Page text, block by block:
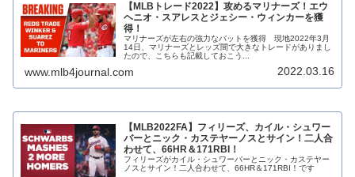
【MLBトレード2022】攻めるマリナーズ！エウ
ヘニオ・スアレスとジェシー・ウィンカーを獲
得！
マリナーズが左右の強力なバットを獲得 現地2022年3月
14日、マリナーズとレッズ間で大きなトレードがありまし
たので、こちらも記載しておこう...
www.mlb4journal.com 2022.03.16
【MLB2022FA】フィリーズ、カイル・シュワー
バーとニック・カステヤーノスとサイン！二人合
わせて、66HR＆171RBI！
フィリーズがカイル・シュワーバーとニック・カステヤー
ノスとサイン！二人合わせて、66HR＆171RBI！です